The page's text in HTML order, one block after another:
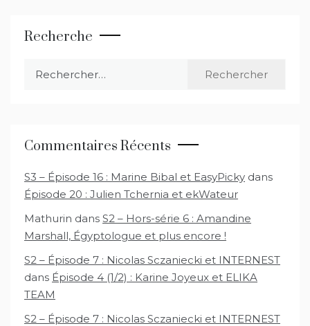
Recherche
Commentaires Récents
S3 – Épisode 16 : Marine Bibal et EasyPicky dans
Épisode 20 : Julien Tchernia et ekWateur
Mathurin dans S2 – Hors-série 6 : Amandine
Marshall, Égyptologue et plus encore !
S2 – Épisode 7 : Nicolas Sczaniecki et INTERNEST
dans Épisode 4 (1/2) : Karine Joyeux et ELIKA
TEAM
S2 – Épisode 7 : Nicolas Sczaniecki et INTERNEST